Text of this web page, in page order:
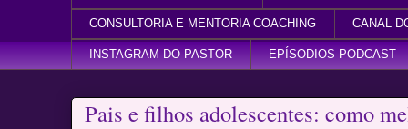
CONSULTORIA E MENTORIA COACHING CANAL
INSTAGRAM DO PASTOR EPÍSODIOS PODCAST
Pais e filhos adolescentes: como